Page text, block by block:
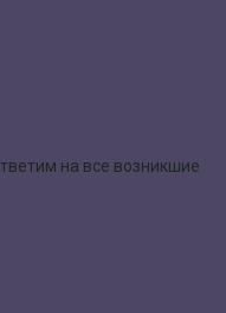
на все возникшие